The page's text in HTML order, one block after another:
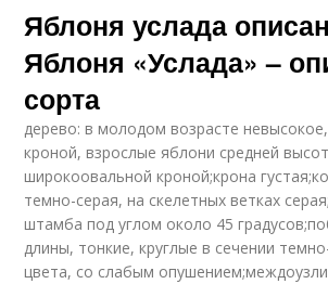
Яблоня услада
Яблоня «Услада» –
сорта
дерево: в молодом возрасте
кроной, взрослые яблони средней
широкоовальной кроной;крона
темно-серая, на скелетных ветках
штамба под углом около 45
длины, тонкие, круглые в сечении
цвета, со слабым